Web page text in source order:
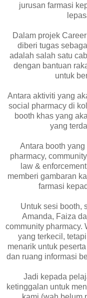
jurusan farmasi
Dalam projek
diberi tugas
adalah salah satu
dengan bantuan
untuk
Antara aktiviti yang
social pharmacy di
booth khas yang
yang
Antara booth
pharmacy,
law &
memberi gambaran
farmasi
Untuk sesi booth,
Amanda, Faiza
community pharmacy.
yang terkecil,
menarik untuk
dan ruang informasi
Jadi kepada
ketinggalan untuk